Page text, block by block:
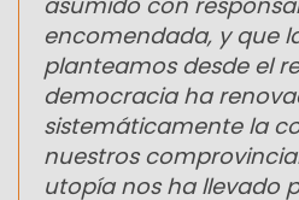
encomendada, y que
planteamos desde el
democracia ha
sistemáticamente la
nuestros
utopía nos ha llevado